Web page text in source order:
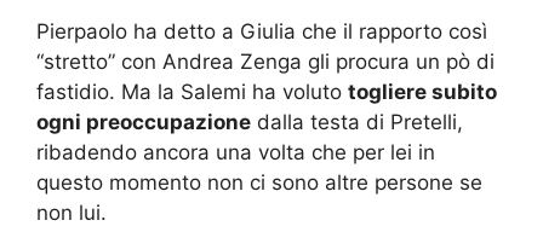
Pierpaolo ha detto a Giulia che il rapporto così
“stretto” con Andrea Zenga gli procura un pò di
fastidio. Ma la Salemi ha voluto togliere subito
ogni preoccupazione dalla testa di Pretelli,
ribadendo ancora una volta che per lei in
questo momento non ci sono altre persone se
non lui.